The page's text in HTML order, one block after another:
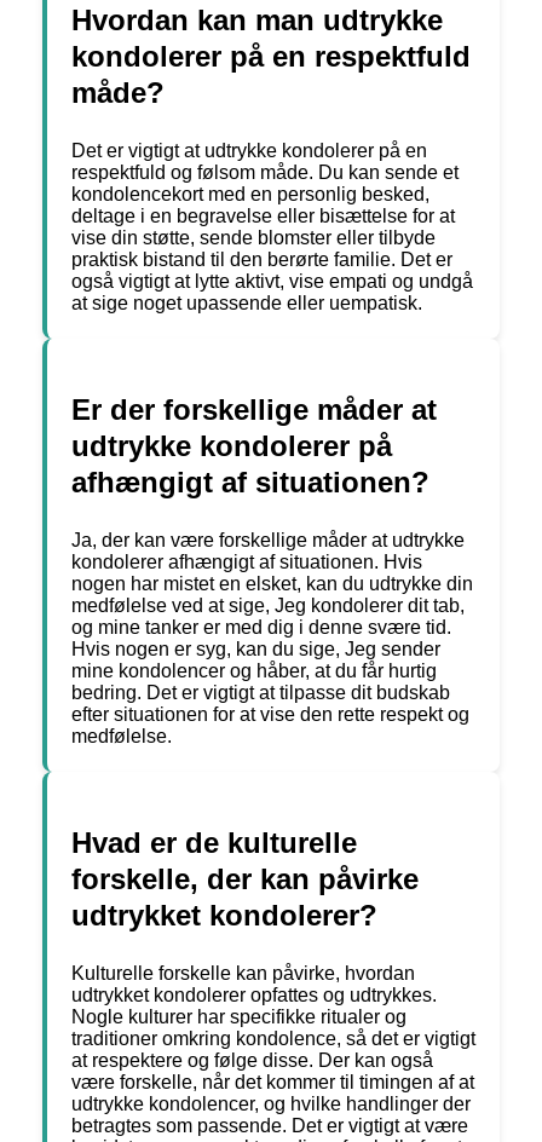
Hvordan kan man udtrykke
kondolerer på en respektfuld
måde?
Det er vigtigt at udtrykke kondolerer på en
respektfuld og følsom måde. Du kan sende et
kondolencekort med en personlig besked,
deltage i en begravelse eller bisættelse for at
vise din støtte, sende blomster eller tilbyde
praktisk bistand til den berørte familie. Det er
også vigtigt at lytte aktivt, vise empati og undgå
at sige noget upassende eller uempatisk.
Er der forskellige måder at
udtrykke kondolerer på
afhængigt af situationen?
Ja, der kan være forskellige måder at udtrykke
kondolerer afhængigt af situationen. Hvis
nogen har mistet en elsket, kan du udtrykke din
medfølelse ved at sige, Jeg kondolerer dit tab,
og mine tanker er med dig i denne svære tid.
Hvis nogen er syg, kan du sige, Jeg sender
mine kondolencer og håber, at du får hurtig
bedring. Det er vigtigt at tilpasse dit budskab
efter situationen for at vise den rette respekt og
medfølelse.
Hvad er de kulturelle
forskelle, der kan påvirke
udtrykket kondolerer?
Kulturelle forskelle kan påvirke, hvordan
udtrykket kondolerer opfattes og udtrykkes.
Nogle kulturer har specifikke ritualer og
traditioner omkring kondolence, så det er vigtigt
at respektere og følge disse. Der kan også
være forskelle, når det kommer til timingen af at
udtrykke kondolencer, og hvilke handlinger der
betragtes som passende. Det er vigtigt at være